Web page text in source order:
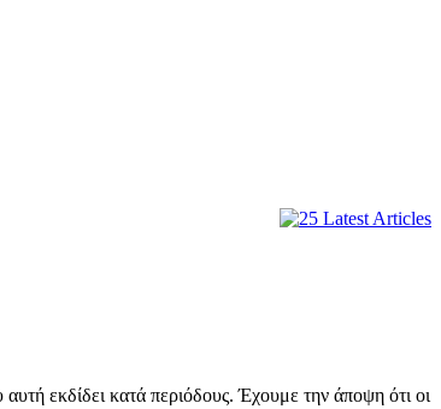
εκδίδει κατά περιόδους. Έχουμε την άποψη ότι οι